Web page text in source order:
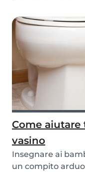
Come
vasino
Insegnare ai
un compito